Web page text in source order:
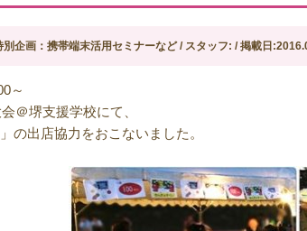
企画：携帯端末活用セミナーなど / スタッフ: / 掲載日
～
＠堺支援学校にて、
の出店協力をおこないました。